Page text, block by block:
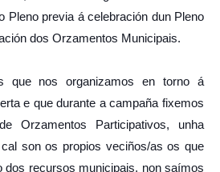
Pleno previa á celebración dun Pleno
dos Orzamentos Municipais.
que nos organizamos en torno á
e que durante a campaña fixemos
Orzamentos Participativos, unha
son os propios veciños/as os que
dos recursos municipais, non saímos